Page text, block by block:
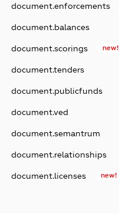
document.enforcements
document.balances
document.scorings new!
document.tenders
document.publicfunds
document.ved
document.semantrum
document.relationships
document.licenses new!